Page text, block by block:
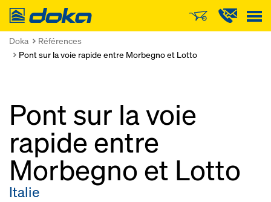
Doka
Doka
Références
Pont sur la voie rapide entre Morbegno et Lotto
Pont sur la voie
rapide entre
Morbegno et Lotto
Italie